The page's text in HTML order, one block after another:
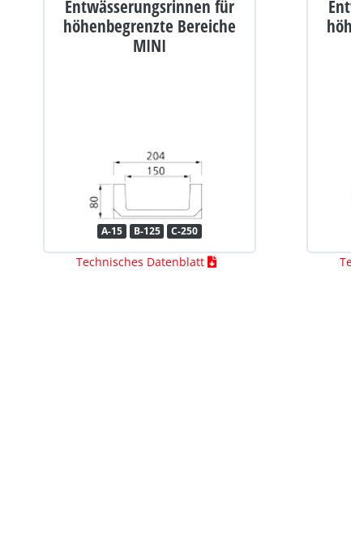
Entwässerungsrinnen für
höhenbegrenzte Bereiche
MINI
A-15 B-125 C-250
Technisches Datenblatt